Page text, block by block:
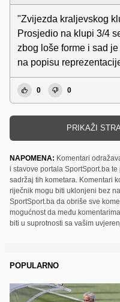
"Zvijezda kraljevskog
Prosjedio na klupi 3/4
zbog loše forme i sad
na popisu
0 0
PRIKAŽI
NAPOMENA: Komentari
i stavove portala SportSport.ba
sadržaj tih kometara. Komentari
riječnik mogu biti uklonjeni bez
SportSport.ba da obriše sve
mogućnost da među
biti u suprotnosti sa vašim
POPULARNO